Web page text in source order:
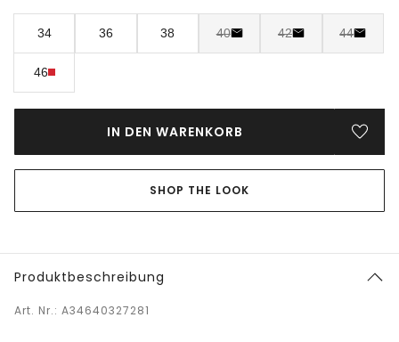
34 36 38 40 42 44
46
IN DEN WARENKORB
SHOP THE LOOK
Produktbeschreibung
Art. Nr.: A34640327281